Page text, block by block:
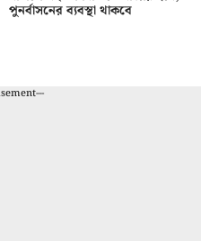
পুনর্বাসনের ব্যবস্থা থাকবে